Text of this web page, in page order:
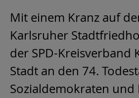
Mit einem Kranz auf
Karlsruher
der SPD-Kreisverband
Stadt an den 74.
Sozialdemokraten und